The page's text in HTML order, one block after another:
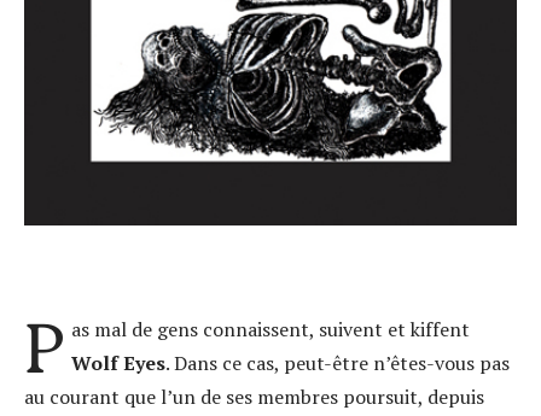
P as mal de gens connaissent, suivent et kiffent
Wolf Eyes. Dans ce cas, peut-être n’êtes-vous pas
au courant que l’un de ses membres poursuit, depuis